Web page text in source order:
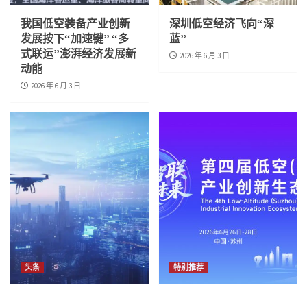
我国低空装备产业创新
发展按下“加速键” “多
式联运”澎湃经济发展新
动能
2026 年 6 月 3 日
深圳低空经济飞向“深
蓝”
2026 年 6 月 3 日
头条 特别推荐